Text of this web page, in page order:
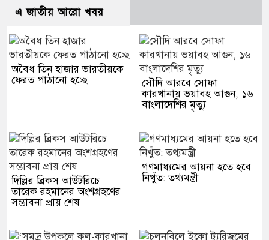
এ জাতীয় আরো খবর
অবৈধ তিন হাজার ভারতীয়কে
ফেরত পাঠানো হচ্ছে
সৌদি আরবে সোফা
কারখানায় ভয়াবহ আগুন, ১৬
বাংলাদেশির মৃত্যু
দিল্লির ব্রিকস আউটরিচে
তারেক রহমানের অংশগ্রহণের
সম্ভাবনা প্রায় শেষ
গণমাধ্যমের আয়না হতে হবে
নিখুঁত: তথ্যমন্ত্রী